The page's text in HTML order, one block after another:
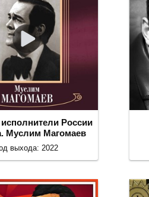
России
Муслим Магомаев
выхода: 2022